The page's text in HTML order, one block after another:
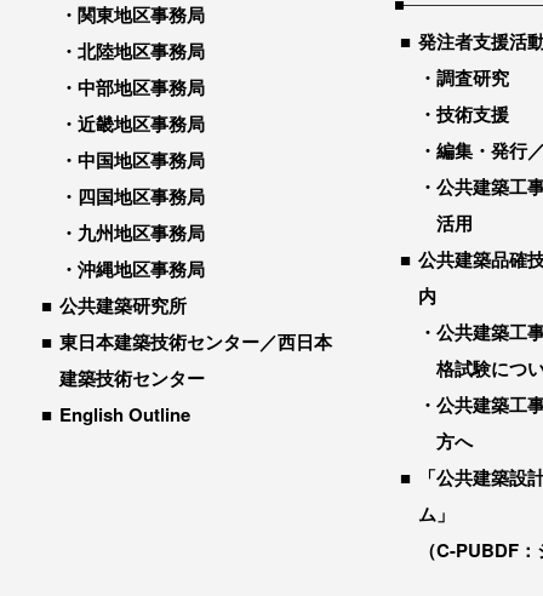
関東地区事務局
北陸地区事務局
中部地区事務局
近畿地区事務局
中国地区事務局
四国地区事務局
九州地区事務局
沖縄地区事務局
公共建築研究所
東日本建築技術センター／西日本
建築技術センター
English Outline
発注者支援活
調査研究
技術支援
編集・発行
公共建築工
活用
公共建築品確
内
公共建築工
格試験につ
公共建築工
方へ
「公共建築設
ム」
（C-PUBDF